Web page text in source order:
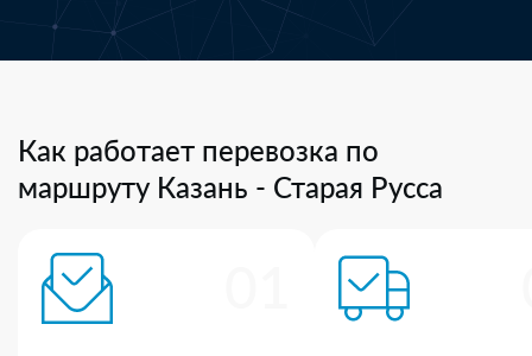
Как работает перевозка по
маршруту Казань - Старая Русса